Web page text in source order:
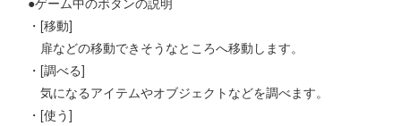
・[移動]
扉などの移動できそうなところへ移動します。
・[調べる]
気になるアイテムやオブジェクトなどを調べます。
・[使う]